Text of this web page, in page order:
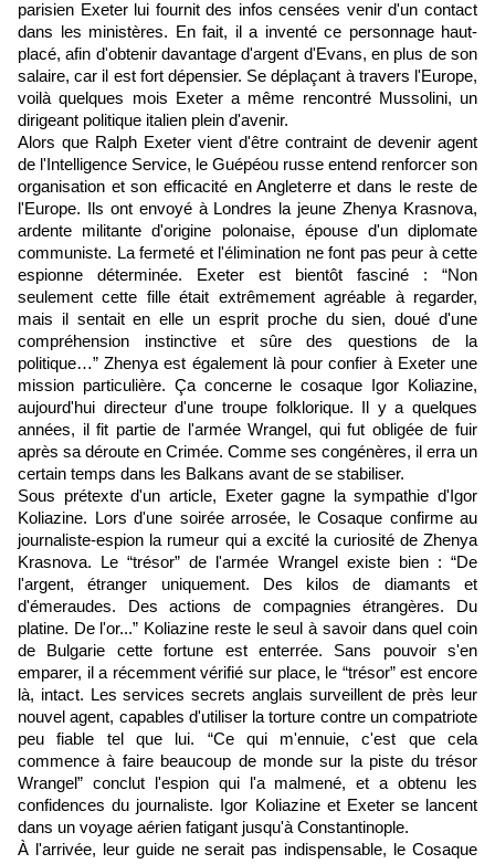
parisien Exeter lui fournit des infos censées venir d'un contact
dans les ministères. En fait, il a inventé ce personnage haut-
placé, afin d'obtenir davantage d'argent d'Evans, en plus de son
salaire, car il est fort dépensier. Se déplaçant à travers l'Europe,
voilà quelques mois Exeter a même rencontré Mussolini, un
dirigeant politique italien plein d'avenir.
Alors que Ralph Exeter vient d'être contraint de devenir agent
de l'Intelligence Service, le Guépéou russe entend renforcer son
organisation et son efficacité en Angleterre et dans le reste de
l'Europe. Ils ont envoyé à Londres la jeune Zhenya Krasnova,
ardente militante d'origine polonaise, épouse d'un diplomate
communiste. La fermeté et l'élimination ne font pas peur à cette
espionne déterminée. Exeter est bientôt fasciné : “Non
seulement cette fille était extrêmement agréable à regarder,
mais il sentait en elle un esprit proche du sien, doué d'une
compréhension instinctive et sûre des questions de la
politique…” Zhenya est également là pour confier à Exeter une
mission particulière. Ça concerne le cosaque Igor Koliazine,
aujourd'hui directeur d'une troupe folklorique. Il y a quelques
années, il fit partie de l'armée Wrangel, qui fut obligée de fuir
après sa déroute en Crimée. Comme ses congénères, il erra un
certain temps dans les Balkans avant de se stabiliser.
Sous prétexte d'un article, Exeter gagne la sympathie d'Igor
Koliazine. Lors d'une soirée arrosée, le Cosaque confirme au
journaliste-espion la rumeur qui a excité la curiosité de Zhenya
Krasnova. Le “trésor” de l'armée Wrangel existe bien : “De
l'argent, étranger uniquement. Des kilos de diamants et
d'émeraudes. Des actions de compagnies étrangères. Du
platine. De l'or...” Koliazine reste le seul à savoir dans quel coin
de Bulgarie cette fortune est enterrée. Sans pouvoir s'en
emparer, il a récemment vérifié sur place, le “trésor” est encore
là, intact. Les services secrets anglais surveillent de près leur
nouvel agent, capables d'utiliser la torture contre un compatriote
peu fiable tel que lui. “Ce qui m'ennuie, c'est que cela
commence à faire beaucoup de monde sur la piste du trésor
Wrangel” conclut l'espion qui l'a malmené, et a obtenu les
confidences du journaliste. Igor Koliazine et Exeter se lancent
dans un voyage aérien fatigant jusqu'à Constantinople.
À l'arrivée, leur guide ne serait pas indispensable, le Cosaque